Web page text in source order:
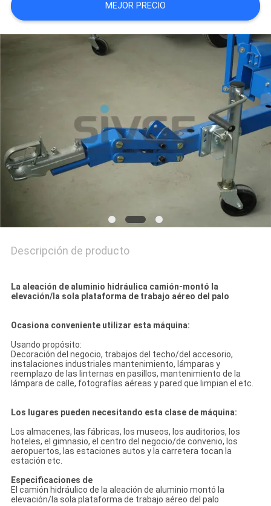
MAPA
DEL
MEJOR PRECIO
Descripción de producto
La aleación de aluminio hidráulica camión-montó la
elevación/la sola plataforma de trabajo aéreo del palo
Ocasiona conveniente utilizar esta máquina:
Usando propósito:
Decoración del negocio, trabajos del techo/del accesorio,
instalaciones industriales mantenimiento, lámparas y
reemplazo de las linternas en pasillos, mantenimiento de la
lámpara de calle, fotografías aéreas y pared que limpian el etc.
Los lugares pueden necesitando esta clase de máquina:
Los almacenes, las fábricas, los museos, los auditorios, los
hoteles, el gimnasio, el centro del negocio/de convenio, los
aeropuertos, las estaciones autos y la carretera tocan la
estación etc.
Especificaciones de
El camión hidráulico de la aleación de aluminio montó la
elevación/la sola plataforma de trabajo aéreo del palo